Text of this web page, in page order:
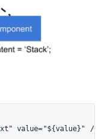
value="${value}" /